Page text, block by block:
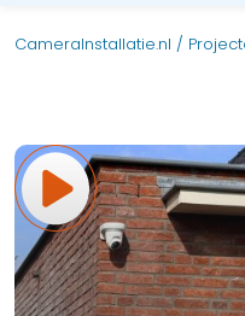
CameraInstallatie.nl /